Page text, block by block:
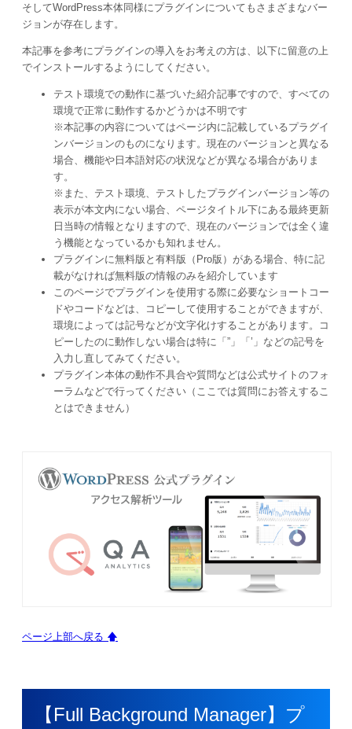
そしてWordPress本体同様にプラグインについてもさまざまなバー
ジョンが存在します。
本記事を参考にプラグインの導入をお考えの方は、以下に留意の上
でインストールするようにしてください。
テスト環境での動作に基づいた紹介記事ですので、すべての
環境で正常に動作するかどうかは不明です
※本記事の内容についてはページ内に記載しているプラグイ
ンバージョンのものになります。現在のバージョンと異なる
場合、機能や日本語対応の状況などが異なる場合がありま
す。
※また、テスト環境、テストしたプラグインバージョン等の
表示が本文内にない場合、ページタイトル下にある最終更新
日当時の情報となりますので、現在のバージョンでは全く違
う機能となっているかも知れません。
プラグインに無料版と有料版（Pro版）がある場合、特に記
載がなければ無料版の情報のみを紹介しています
このページでプラグインを使用する際に必要なショートコー
ドやコードなどは、コピーして使用することができますが、
環境によっては記号などが文字化けすることがあります。コ
ピーしたのに動作しない場合は特に「”」「’」などの記号を
入力し直してみてください。
プラグイン本体の動作不具合や質問などは公式サイトのフォ
ーラムなどで行ってください（ここでは質問にお答えするこ
とはできません）
ページ上部へ戻る 🡅
【Full Background Manager】プ